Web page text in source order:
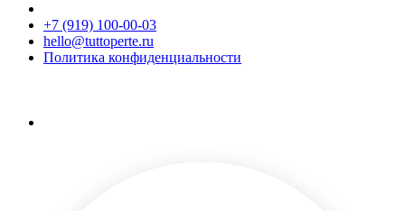
+7 (919) 100-00-03
hello@tuttoperte.ru
Политика конфиденциальности